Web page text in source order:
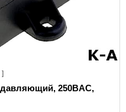
]
250ВAC,